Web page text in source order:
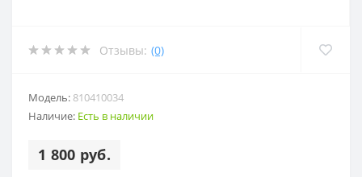
Отзывы: (0)
Модель: 810410034
Наличие: Есть в наличии
1 800 руб.